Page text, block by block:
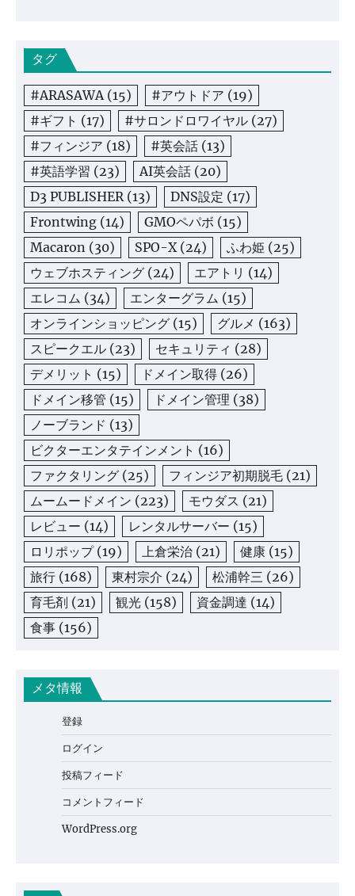
タグ
#ARASAWA(15) #アウトドア (19)
#ギフト (17) #サロンドロワイヤル (27)
#フィンジア (18) #英会話 (13)
#英語学習 (23) AI英会話 (20)
D3 PUBLISHER(13) DNS設定 (17)
Frontwing (14) GMOペパボ (15)
Macaron (30) SPO-X(24) ふわ姫 (25)
ウェブホスティング (24) エアトリ (14)
エレコム (34) エンターグラム (15)
オンラインショッピング (15) グルメ (163)
スピークエル (23) セキュリティ (28)
デメリット (15) ドメイン取得 (26)
ドメイン移管 (15) ドメイン管理 (38)
ノーブランド (13)
ビクターエンタテインメント (16)
ファクタリング (25) フィンジア初期脱毛 (21)
ムームードメイン (223) モウダス (21)
レビュー (14) レンタルサーバー (15)
ロリポップ(19) 上倉栄治 (21) 健康 (15)
旅行 (168) 東村宗介 (24) 松浦幹三 (26)
育毛剤 (21) 観光 (158) 資金調達 (14)
食事 (156)
メタ情報
登録
ログイン
投稿フィード
コメントフィード
WordPress.org